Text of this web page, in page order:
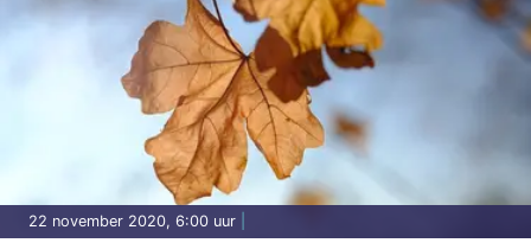
22 november 2020, 6:00 uur